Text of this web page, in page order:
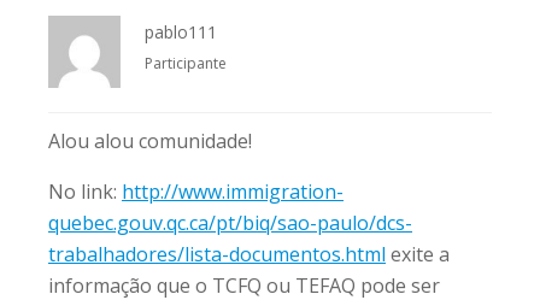
pablo111
Participante
Alou alou comunidade!
No link: http://www.immigration-
quebec.gouv.qc.ca/pt/biq/sao-paulo/dcs-
trabalhadores/lista-documentos.html exite a
informação que o TCFQ ou TEFAQ pode ser